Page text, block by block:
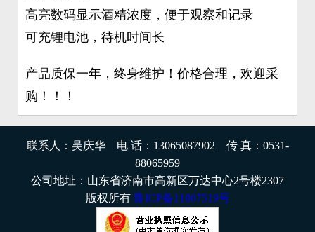
高亮数码显示酒精浓度，便于观察和记录
可充锂电池，待机时间长
产品质保一年，终身维护！价格合理，欢迎采
购！！！
联系人：吴庆华 电 话：13065087902 传 真：0531-
88065959
公司地址：山东省济南市高新区万达中心2号楼2307
版权所有 鲁ICP备11007519号